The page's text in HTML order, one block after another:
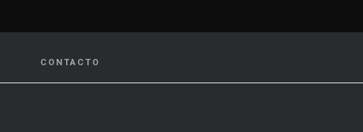
CONTACTO